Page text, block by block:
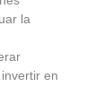
la
en